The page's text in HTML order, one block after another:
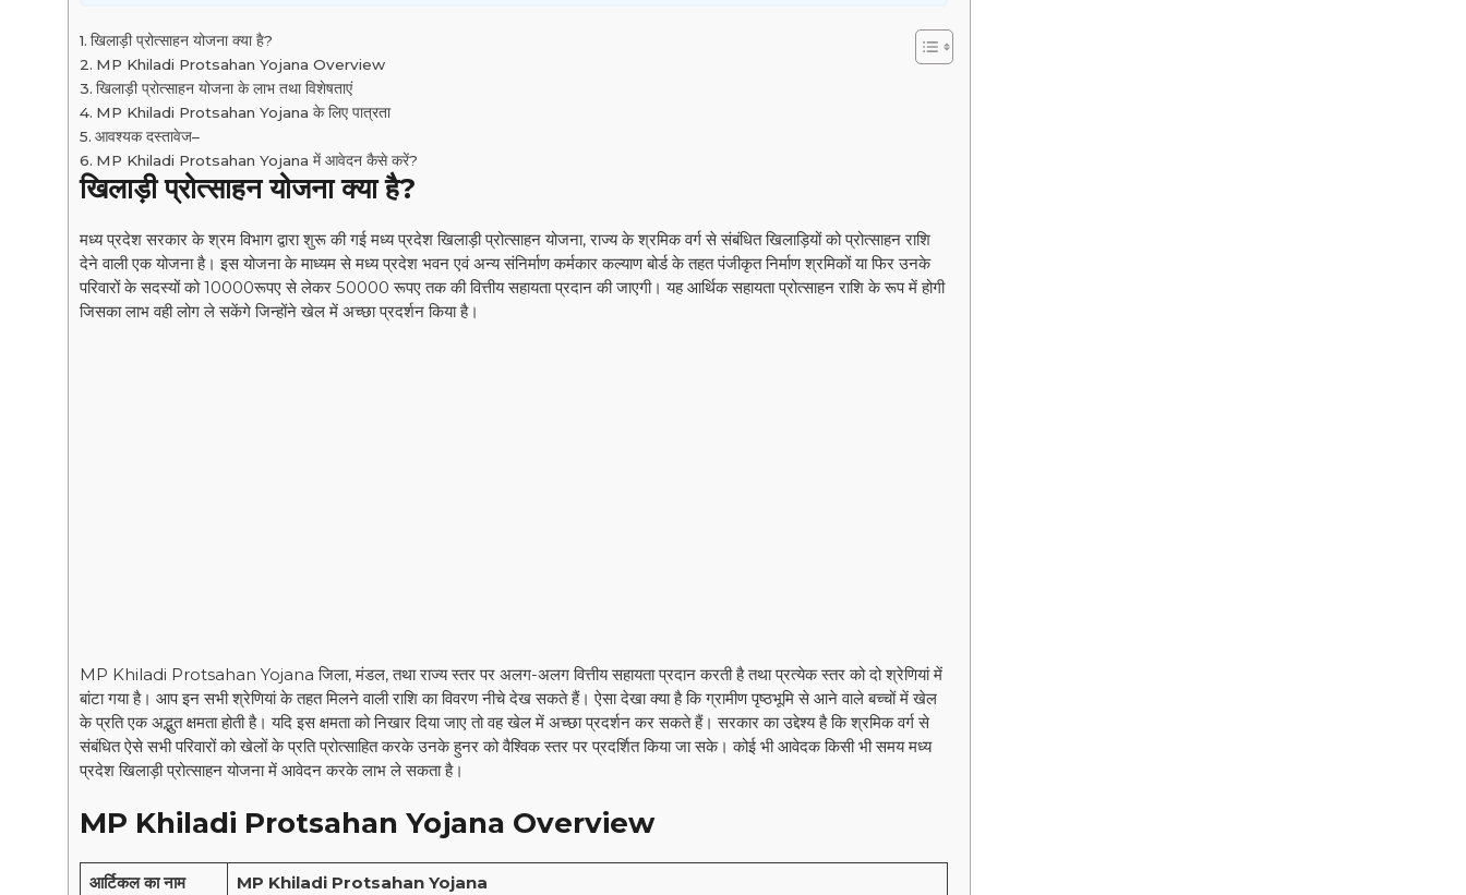
खिलाड़ी प्रोत्साहन योजना क्या है?
MP Khiladi Protsahan Yojana Overview
खिलाड़ी प्रोत्साहन योजना के लाभ तथा विशेषताएं
MP Khiladi Protsahan Yojana के लिए पात्रता
आवश्यक दस्तावेज–
MP Khiladi Protsahan Yojana में आवेदन कैसे करें?
खिलाड़ी प्रोत्साहन योजना क्या है?
मध्य प्रदेश सरकार के श्रम विभाग द्वारा शुरू की गई मध्य प्रदेश खिलाड़ी प्रोत्साहन योजना, राज्य के श्रमिक वर्ग से संबंधित खिलाड़ियों को प्रोत्साहन राशि
देने वाली एक योजना है। इस योजना के माध्यम से मध्य प्रदेश भवन एवं अन्य संनिर्माण कर्मकार कल्याण बोर्ड के तहत पंजीकृत निर्माण श्रमिकों या फिर उनके
परिवारों के सदस्यों को 10000रूपए से लेकर 50000 रूपए तक की वित्तीय सहायता प्रदान की जाएगी। यह आर्थिक सहायता प्रोत्साहन राशि के रूप में होगी
जिसका लाभ वही लोग ले सकेंगे जिन्होंने खेल में अच्छा प्रदर्शन किया है।
MP Khiladi Protsahan Yojana जिला, मंडल, तथा राज्य स्तर पर अलग-अलग वित्तीय सहायता प्रदान करती है तथा प्रत्येक स्तर को दो श्रेणियां में
बांटा गया है। आप इन सभी श्रेणियां के तहत मिलने वाली राशि का विवरण नीचे देख सकते हैं। ऐसा देखा क्या है कि ग्रामीण पृष्ठभूमि से आने वाले बच्चों में खेल
के प्रति एक अद्भुत क्षमता होती है। यदि इस क्षमता को निखार दिया जाए तो वह खेल में अच्छा प्रदर्शन कर सकते हैं। सरकार का उद्देश्य है कि श्रमिक वर्ग से
संबंधित ऐसे सभी परिवारों को खेलों के प्रति प्रोत्साहित करके उनके हुनर को वैश्विक स्तर पर प्रदर्शित किया जा सके। कोई भी आवेदक किसी भी समय मध्य
प्रदेश खिलाड़ी प्रोत्साहन योजना में आवेदन करके लाभ ले सकता है।
MP Khiladi Protsahan Yojana Overview
आर्टिकल का नाम
MP Khiladi Protsahan Yojana